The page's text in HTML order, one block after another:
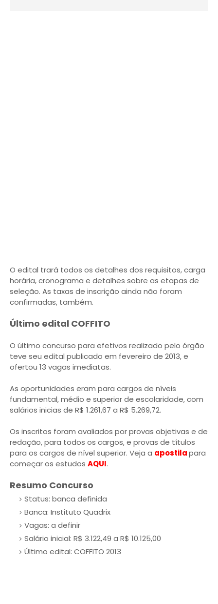
O edital trará todos os detalhes dos requisitos, carga
horária, cronograma e detalhes sobre as etapas de
seleção. As taxas de inscrição ainda não foram
confirmadas, também.
Último edital COFFITO
O último concurso para efetivos realizado pelo órgão
teve seu edital publicado em fevereiro de 2013, e
ofertou 13 vagas imediatas.
As oportunidades eram para cargos de níveis
fundamental, médio e superior de escolaridade, com
salários inicias de R$ 1.261,67 a R$ 5.269,72.
Os inscritos foram avaliados por provas objetivas e de
redação, para todos os cargos, e provas de títulos
para os cargos de nível superior. Veja a apostilapara
começar os estudos AQUI.
Resumo Concurso
Status: banca definida
Banca: Instituto Quadrix
Vagas: a definir
Salário inicial: R$ 3.122,49 a R$ 10.125,00
Último edital: COFFITO 2013